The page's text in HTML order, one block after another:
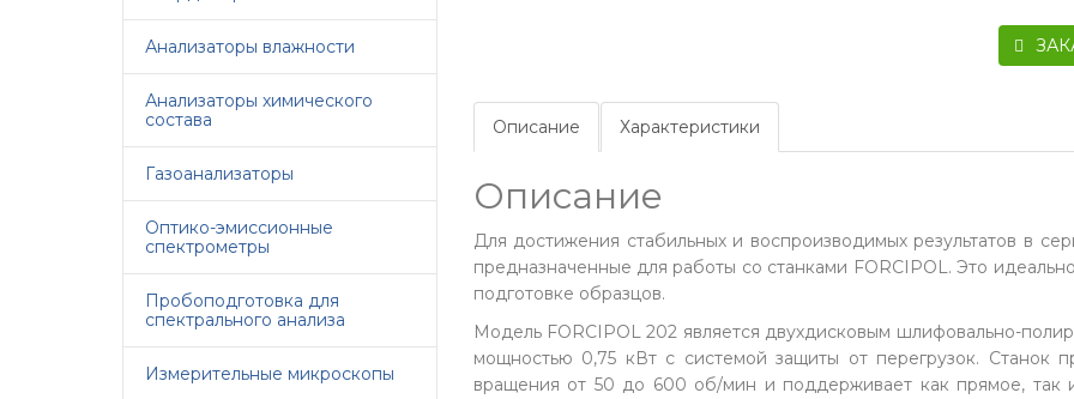
Анализаторы влажности
Анализаторы химического
состава
Газоанализаторы
Оптико-эмиссионные
спектрометры
Пробоподготовка для
спектрального анализа
Измерительные микроскопы
Описание Характеристики
Описание
Для достижения стабильных и воспроизводимых результатов в
предназначенные для работы со станками FORCIPOL. Это
подготовке образцов.
Модель FORCIPOL 202 является двухдисковым шлифовально-
мощностью 0,75 кВт с системой защиты от перегрузок. Станок
вращения от 50 до 600 об/мин и поддерживает как прямое, так